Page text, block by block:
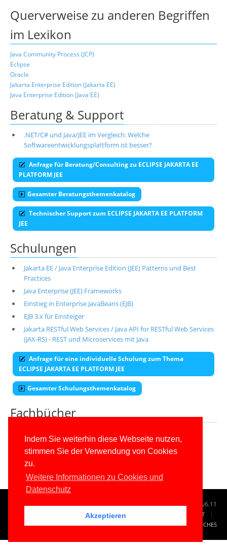
Indem Sie weiterhin diese Webseite nutzen,
stimmen Sie der Verwendung von Cookies
zu.
Weitere Informationen zu Cookies und
Datenschutz
Akzeptieren
Querverweise zu anderen Begriffen
im Lexikon
Java Community Process (JCP)
Eclipse
Oracle
Jakarta Enterprise Edition (Jakarta EE)
Java Enterprise Edition (Java EE)
Beratung & Support
.NET/C# und Java/JEE im Vergleich: Welche
Softwareentwicklungsplattform ist besser?
Anfrage für Beratung/Consulting zu ECLIPSE JAKARTA EE
PLATFORM JEE
Gesamter Beratungsthemenkatalog
Technischer Support zum ECLIPSE JAKARTA EE PLATFORM
JEE
Schulungen
Jakarta EE / Java Enterprise Edition (JEE) Patterns und Best
Practices
Java Enterprise (JEE) Frameworks
Einstieg in Enterprise JavaBeans (EJB)
EJB 3.x für Einsteiger
Jakarta RESTful Web Services / Java API for RESTful Web Services
(JAX-RS) - REST und Microservices mit Java
Anfrage für eine individuelle Schulung zum Thema
ECLIPSE JAKARTA EE PLATFORM JEE
Gesamter Schulungsthemenkatalog
Fachbücher
Alle unsere aktuellen Fachbücher
E-Book-Abo für ab 99 Euro im Jahr
© 1996-2026www.IT-Visions.de-Dr. Holger Schwichtenberg v6.11
TAG CLOUD
KONTAKT
IMPRESSUM
RECHTLICHES